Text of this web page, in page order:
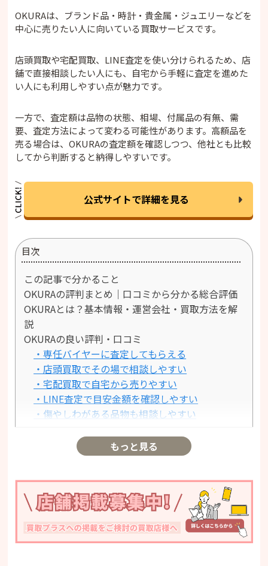
OKURAは、ブランド品・時計・貴金属・ジュエリーなどを
中心に売りたい人に向いている買取サービスです。
店頭買取や宅配買取、LINE査定を使い分けられるため、店
舗で直接相談したい人にも、自宅から手軽に査定を進めた
い人にも利用しやすい点が魅力です。
一方で、査定額は品物の状態、相場、付属品の有無、需
要、査定方法によって変わる可能性があります。高額品を
売る場合は、OKURAの査定額を確認しつつ、他社とも比較
してから判断すると納得しやすいです。
公式サイトで詳細を見る
目次
この記事で分かること
OKURAの評判まとめ｜口コミから分かる総合評価
OKURAとは？基本情報・運営会社・買取方法を解
説
OKURAの良い評判・口コミ
・専任バイヤーに査定してもらえる
・店頭買取でその場で相談しやすい
・宅配買取で自宅から売りやすい
・LINE査定で目安金額を確認しやすい
・傷やしわがある品物も相談しやすい
・査定額に満足できない場合がある
・LINE査定と本査定で金額が変わる可能性があ
・一部買取できない品物がある
・店舗や担当者によって対応に差が出る可能性
・高額品は一時預かりになる場合がある
もっと見る